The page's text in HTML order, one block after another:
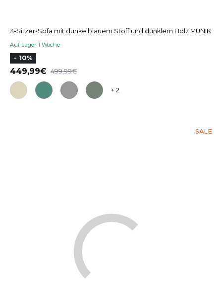
3-Sitzer-Sofa mit dunkelblauem Stoff und dunklem Holz MUNIK
Auf Lager 1 Woche
- 10%
449,99 499,99
+ 2
SALE